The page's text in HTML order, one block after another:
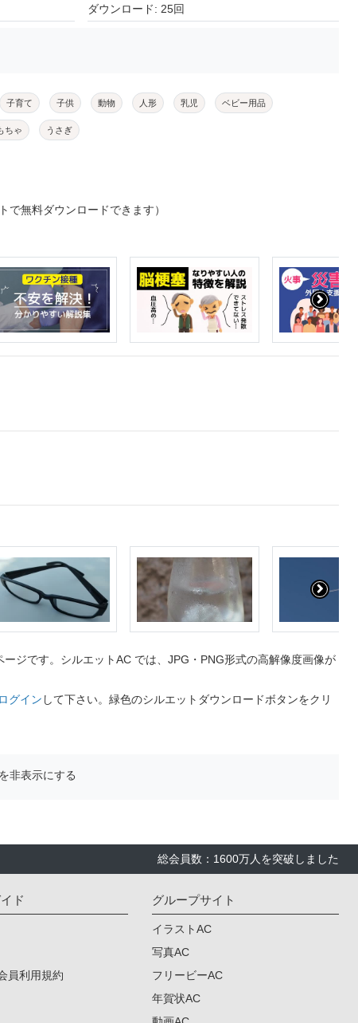
ダウンロード: 25回
子育て 子供 動物 人形 乳児 ベビー用品
ちゃ うさぎ
で無料ダウンロードできます）
ジです。シルエットAC では、JPG・PNG形式の高解像度画像が
グイン して下さい。緑色のシルエットダウンロードボタンをクリ
非表示にする
総会員数：1600万人を突破しました
ド
員利用規約
グループサイト
イラストAC
写真AC
フリービーAC
年賀状AC